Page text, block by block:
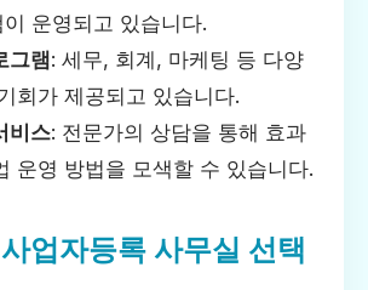
이 운영되고 있습니다.
그램: 세무, 회계, 마케팅 등 다양
회가 제공되고 있습니다.
비스: 전문가의 상담을 통해 효과
운영 방법을 모색할 수 있습니다.
업자등록 사무실 선택